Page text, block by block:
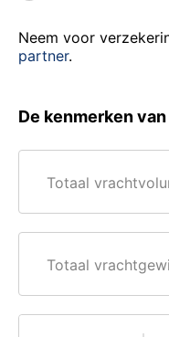
Neem voor
partner.
De kenmerken
Totaal
Totaal